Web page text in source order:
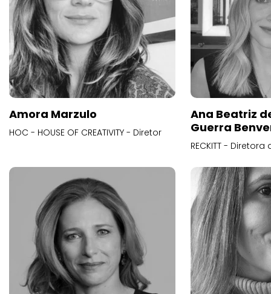
Amora Marzulo
HOC - HOUSE OF CREATIVITY - Diretor
Ana Beatriz
Guerra
RECKITT -